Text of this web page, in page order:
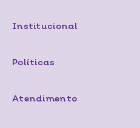
Institucional
Políticas
Atendimento